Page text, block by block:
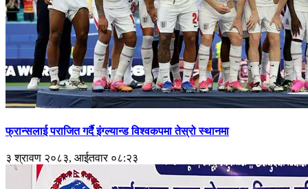
फ्रान्सलाई पराजित गर्दै इंग्ल्यान्ड विश्वकपमा तेस्रो स्थानमा
३ श्रावण २०८३, आईतवार ०८:२३